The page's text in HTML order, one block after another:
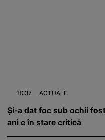
10:37 ACTUALE
Și-a dat foc sub ochii
ani e în stare critică